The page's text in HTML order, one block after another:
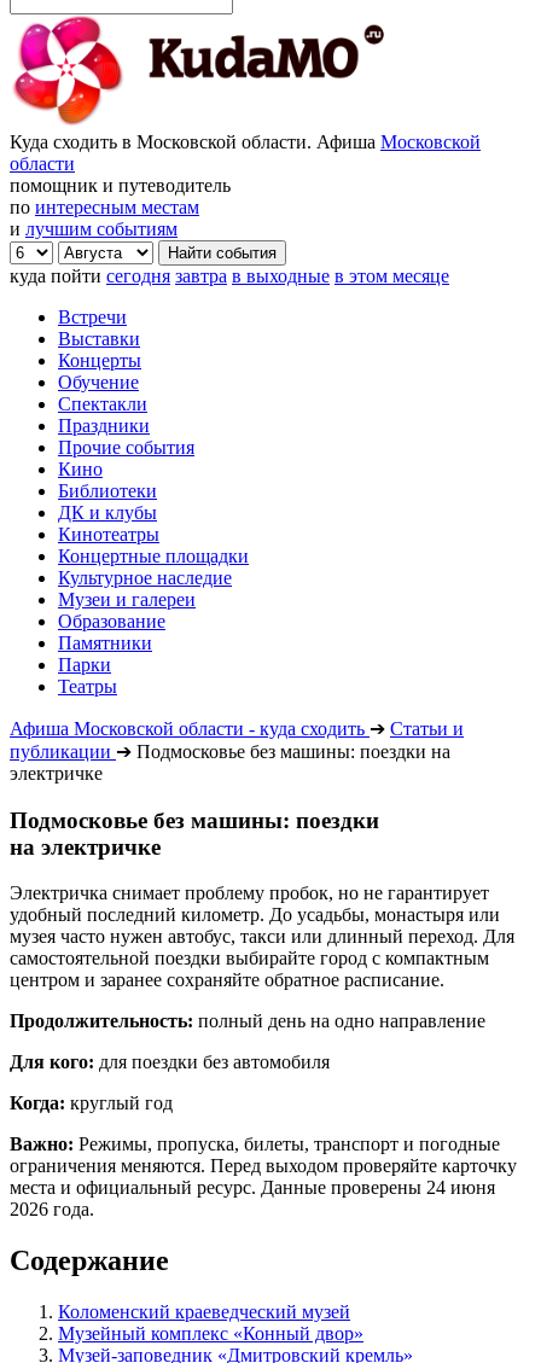
Куда сходить в Московской области. Афиша Московской
области
помощник и путеводитель
по интересным местам
и лучшим событиям
куда пойти сегодня завтра в выходные в этом месяце
Встречи
Выставки
Концерты
Обучение
Спектакли
Праздники
Прочие события
Кино
Библиотеки
ДК и клубы
Кинотеатры
Концертные площадки
Культурное наследие
Музеи и галереи
Образование
Памятники
Парки
Театры
Афиша Московской области - куда сходить ➔ Статьи и
публикации ➔ Подмосковье без машины: поездки на
электричке
Подмосковье без машины: поездки
на электричке
Электричка снимает проблему пробок, но не гарантирует
удобный последний километр. До усадьбы, монастыря или
музея часто нужен автобус, такси или длинный переход. Для
самостоятельной поездки выбирайте город с компактным
центром и заранее сохраняйте обратное расписание.
Продолжительность: полный день на одно направление
Для кого: для поездки без автомобиля
Когда: круглый год
Важно: Режимы, пропуска, билеты, транспорт и погодные
ограничения меняются. Перед выходом проверяйте карточку
места и официальный ресурс. Данные проверены 24 июня
2026 года.
Содержание
Коломенский краеведческий музей
Музейный комплекс «Конный двор»
Музей-заповедник «Дмитровский кремль»